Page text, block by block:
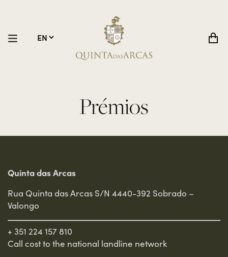
Prémios
Quinta das Arcas
Rua Quinta das Arcas S/N 4440-392 Sobrado –
Valongo
+ 351 224 157 810
Call cost to the national landline network